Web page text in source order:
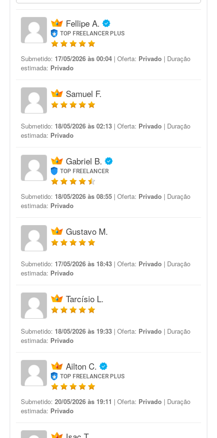
Fellipe A.
TOP FREELANCER PLUS
Submetido: 17/05/2026 às 00:04 | Oferta: Privado | Duração
estimada: Privado
Samuel F.
Submetido: 18/05/2026 às 02:13 | Oferta: Privado | Duração
estimada: Privado
Gabriel B.
TOP FREELANCER
Submetido: 18/05/2026 às 08:55 | Oferta: Privado | Duração
estimada: Privado
Gustavo M.
Submetido: 17/05/2026 às 18:43 | Oferta: Privado | Duração
estimada: Privado
Tarcísio L.
Submetido: 18/05/2026 às 19:33 | Oferta: Privado | Duração
estimada: Privado
Ailton C.
TOP FREELANCER PLUS
Submetido: 20/05/2026 às 19:11 | Oferta: Privado | Duração
estimada: Privado